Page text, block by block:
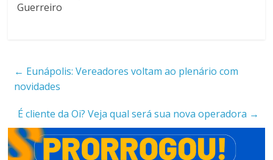
Guerreiro
← Eunápolis: Vereadores voltam ao plenário com
novidades
É cliente da Oi? Veja qual será sua nova operadora →